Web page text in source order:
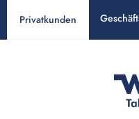
springen
Privatkunden